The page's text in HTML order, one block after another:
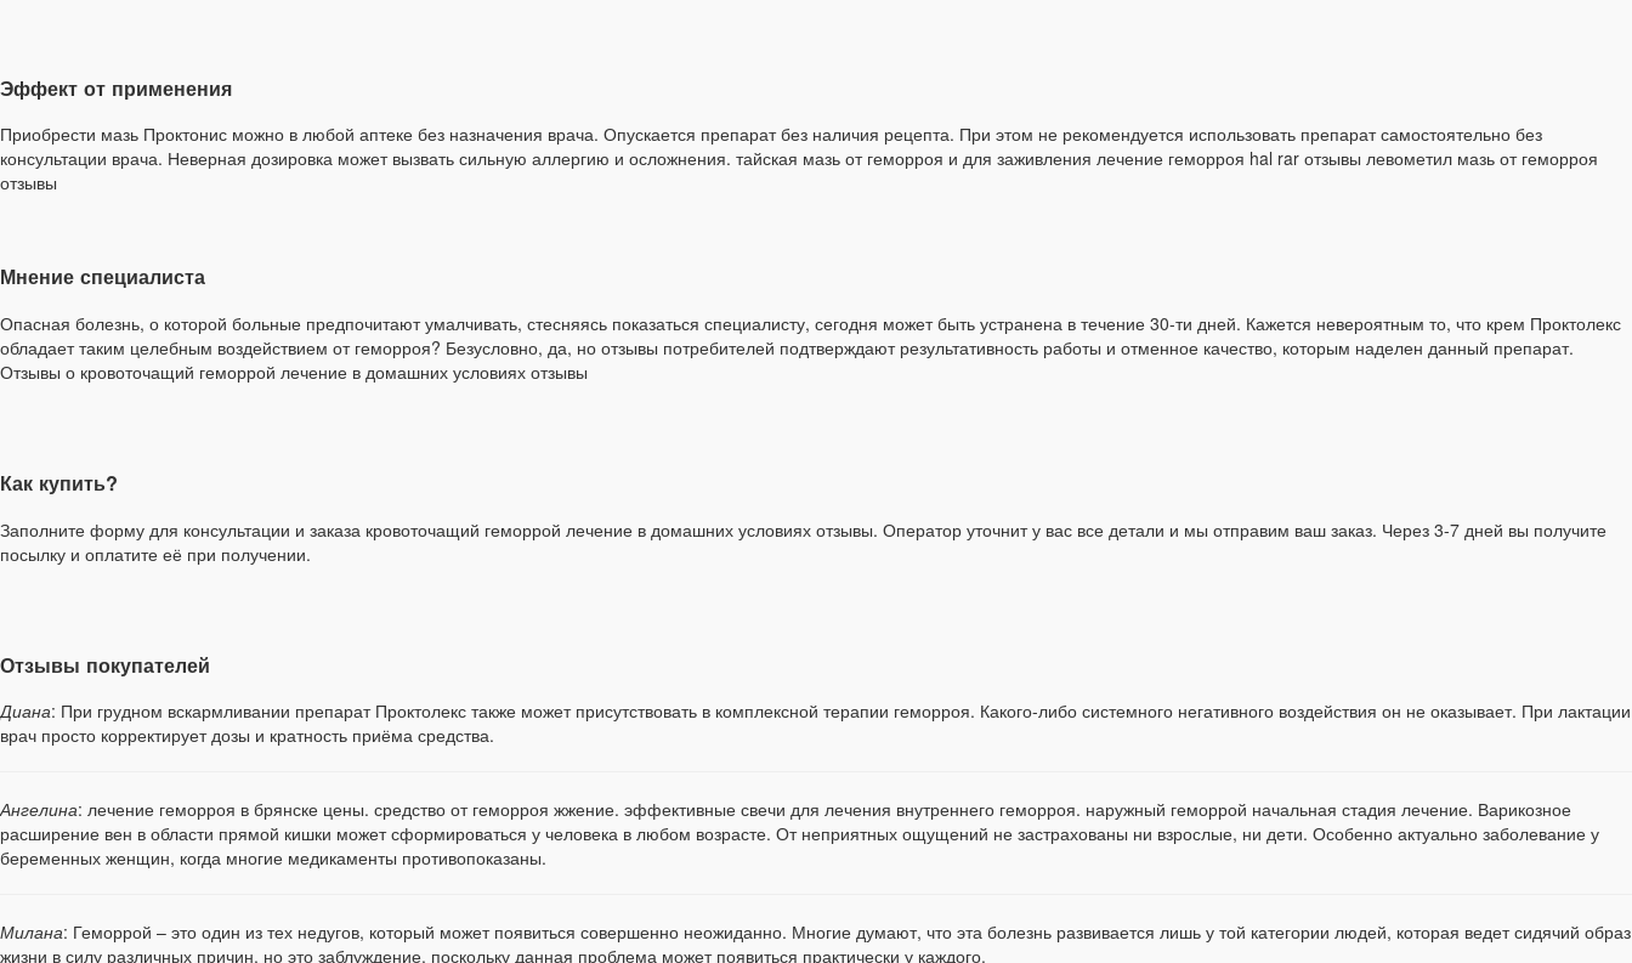
Эффект от применения
Приобрести мазь Проктонис можно в любой аптеке без назначения врача. Опускается препарат без наличия рецепта. При этом не рекомендуется использовать препарат самостоятельно без
консультации врача. Неверная дозировка может вызвать сильную аллергию и осложнения. тайская мазь от геморроя и для заживления лечение геморроя hal rar отзывы левометил мазь от геморроя
отзывы
Мнение специалиста
Опасная болезнь, о которой больные предпочитают умалчивать, стесняясь показаться специалисту, сегодня может быть устранена в течение 30-ти дней. Кажется невероятным то, что крем Проктолекс
обладает таким целебным воздействием от геморроя? Безусловно, да, но отзывы потребителей подтверждают результативность работы и отменное качество, которым наделен данный препарат.
Отзывы о кровоточащий геморрой лечение в домашних условиях отзывы
Как купить?
Заполните форму для консультации и заказа кровоточащий геморрой лечение в домашних условиях отзывы. Оператор уточнит у вас все детали и мы отправим ваш заказ. Через 3-7 дней вы получите
посылку и оплатите её при получении.
Отзывы покупателей
Диана: При грудном вскармливании препарат Проктолекс также может присутствовать в комплексной терапии геморроя. Какого-либо системного негативного воздействия он не оказывает. При лактации
врач просто корректирует дозы и кратность приёма средства.
Ангелина: лечение геморроя в брянске цены. средство от геморроя жжение. эффективные свечи для лечения внутреннего геморроя. наружный геморрой начальная стадия лечение. Варикозное
расширение вен в области прямой кишки может сформироваться у человека в любом возрасте. От неприятных ощущений не застрахованы ни взрослые, ни дети. Особенно актуально заболевание у
беременных женщин, когда многие медикаменты противопоказаны.
Милана: Геморрой – это один из тех недугов, который может появиться совершенно неожиданно. Многие думают, что эта болезнь развивается лишь у той категории людей, которая ведет сидячий образ
жизни в силу различных причин, но это заблуждение, поскольку данная проблема может появиться практически у каждого.